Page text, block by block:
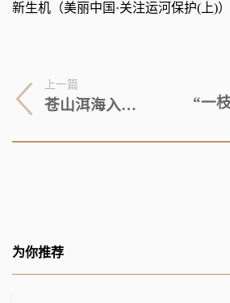
新生机（美丽中国·关注运河保护(上)）
上一篇
苍山洱海入画来（百姓影像）
为你推荐